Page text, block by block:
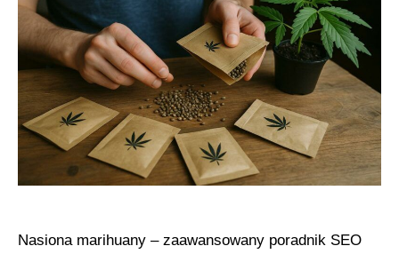
Nasiona marihuany – zaawansowany poradnik SEO